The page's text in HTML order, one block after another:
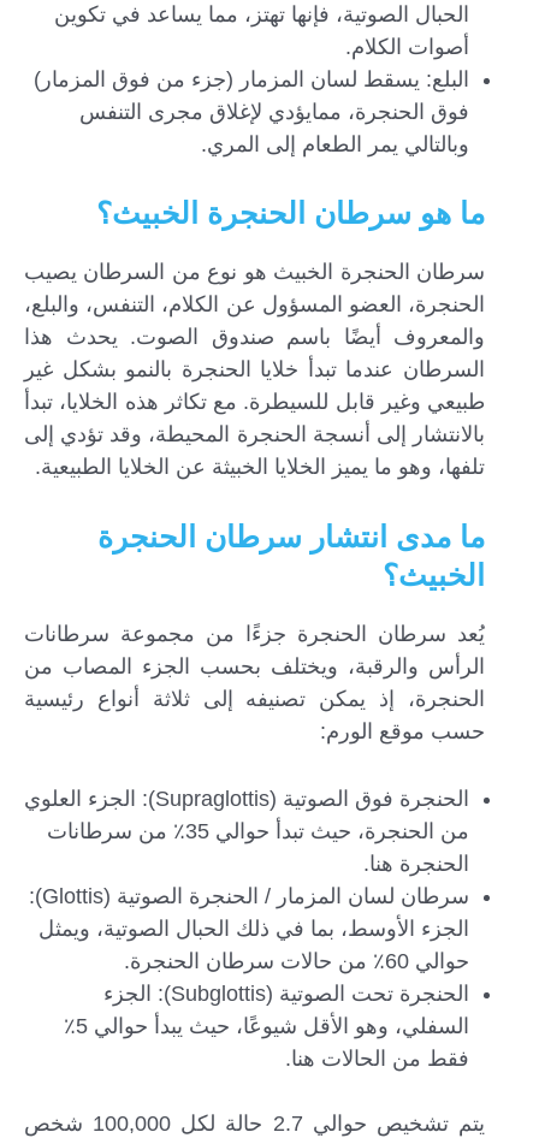
الحبال الصوتية، فإنها تهتز، مما يساعد في تكوين
أصوات الكلام.
البلع: يسقط لسان المزمار (جزء من فوق المزمار)
فوق الحنجرة، ممايؤدي لإغلاق مجرى التنفس
وبالتالي يمر الطعام إلى المري.
ما هو سرطان الحنجرة الخبيث؟
سرطان الحنجرة الخبيث هو نوع من السرطان يصيب
الحنجرة، العضو المسؤول عن الكلام، التنفس، والبلع،
والمعروف أيضًا باسم صندوق الصوت. يحدث هذا
السرطان عندما تبدأ خلايا الحنجرة بالنمو بشكل غير
طبيعي وغير قابل للسيطرة. مع تكاثر هذه الخلايا، تبدأ
بالانتشار إلى أنسجة الحنجرة المحيطة، وقد تؤدي إلى
تلفها، وهو ما يميز الخلايا الخبيثة عن الخلايا الطبيعية.
ما مدى انتشار سرطان الحنجرة
الخبيث؟
يُعد سرطان الحنجرة جزءًا من مجموعة سرطانات
الرأس والرقبة، ويختلف بحسب الجزء المصاب من
الحنجرة، إذ يمكن تصنيفه إلى ثلاثة أنواع رئيسية
حسب موقع الورم:
الحنجرة فوق الصوتية (Supraglottis): الجزء العلوي
من الحنجرة، حيث تبدأ حوالي 35٪ من سرطانات
الحنجرة هنا.
سرطان لسان المزمار / الحنجرة الصوتية (Glottis):
الجزء الأوسط، بما في ذلك الحبال الصوتية، ويمثل
حوالي 60٪ من حالات سرطان الحنجرة.
الحنجرة تحت الصوتية (Subglottis): الجزء
السفلي، وهو الأقل شيوعًا، حيث يبدأ حوالي 5٪
فقط من الحالات هنا.
يتم تشخيص حوالي 2.7 حالة لكل 100,000 شخص